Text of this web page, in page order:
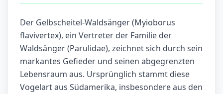
Der Gelbscheitel-Waldsänger (Myioborus
flavivertex), ein Vertreter der Familie der
Waldsänger (Parulidae), zeichnet sich durch sein
markantes Gefieder und seinen abgegrenzten
Lebensraum aus. Ursprünglich stammt diese
Vogelart aus Südamerika, insbesondere aus den